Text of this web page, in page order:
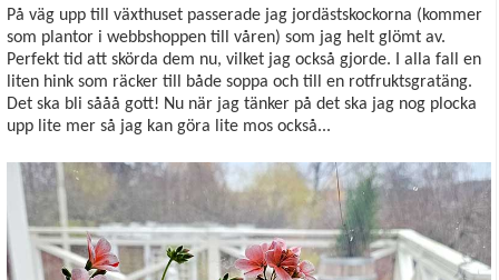
På väg upp till växthuset passerade jag jordästskockorna (kommer
som plantor i webbshoppen till våren) som jag helt glömt av.
Perfekt tid att skörda dem nu, vilket jag också gjorde. I alla fall en
liten hink som räcker till både soppa och till en rotfruktsgratäng.
Det ska bli sååå gott! Nu när jag tänker på det ska jag nog plocka
upp lite mer så jag kan göra lite mos också...